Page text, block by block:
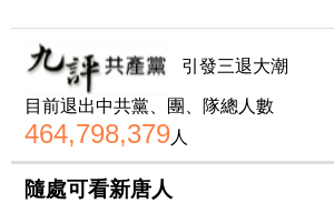
引發三退大潮
目前退出中共黨、團、隊總人數
464,798,379人
隨處可看新唐人